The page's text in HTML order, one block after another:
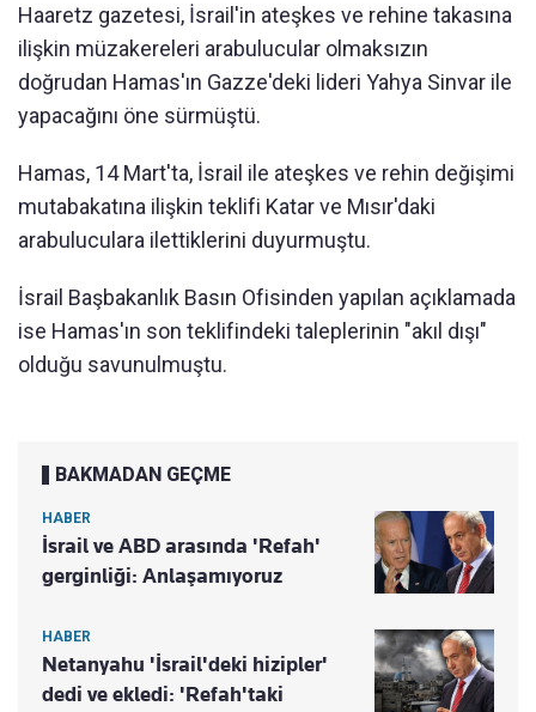
Haaretz gazetesi, İsrail'in ateşkes ve rehine takasına
ilişkin müzakereleri arabulucular olmaksızın
doğrudan Hamas'ın Gazze'deki lideri Yahya Sinvar ile
yapacağını öne sürmüştü.
Hamas, 14 Mart'ta, İsrail ile ateşkes ve rehin değişimi
mutabakatına ilişkin teklifi Katar ve Mısır'daki
arabuluculara ilettiklerini duyurmuştu.
İsrail Başbakanlık Basın Ofisinden yapılan açıklamada
ise Hamas'ın son teklifindeki taleplerinin "akıl dışı"
olduğu savunulmuştu.
BAKMADAN GEÇME
HABER
İsrail ve ABD arasında 'Refah'
gerginliği: Anlaşamıyoruz
HABER
Netanyahu 'İsrail'deki hizipler'
dedi ve ekledi: 'Refah'taki